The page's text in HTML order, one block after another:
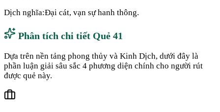
Dịch nghĩa:Đại cát, vạn sự hanh thông.
Phân tích chi tiết Quẻ 41
Dựa trên nền tảng phong thủy và Kinh Dịch, dưới đây là
phần luận giải sâu sắc 4 phương diện chính cho người rút
được quẻ này.